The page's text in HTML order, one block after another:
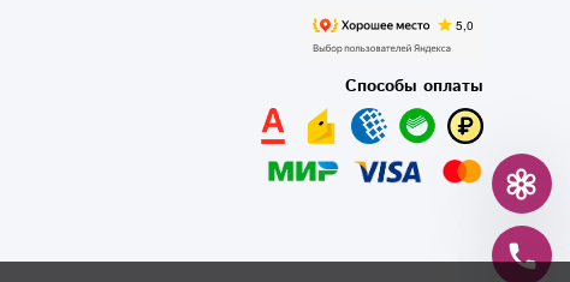
Способы оплаты